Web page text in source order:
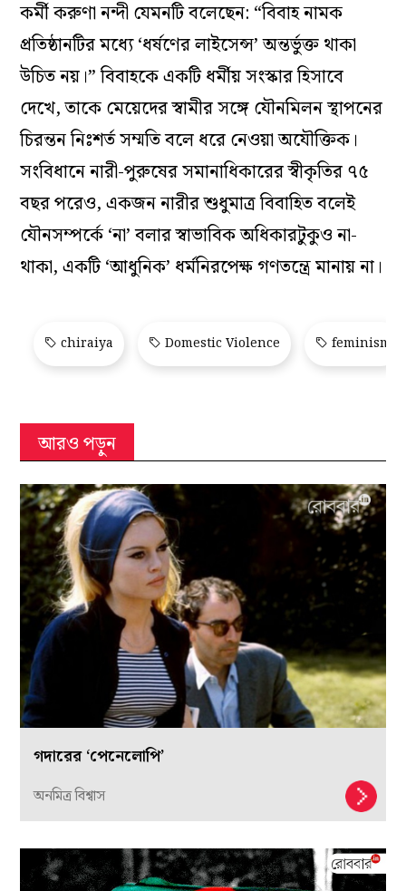
কর্মী করুণা নন্দী যেমনটি বলেছেন: “বিবাহ নামক
প্রতিষ্ঠানটির মধ্যে ‘ধর্ষণের লাইসেন্স’ অন্তর্ভুক্ত থাকা
উচিত নয়।” বিবাহকে একটি ধর্মীয় সংস্কার হিসাবে
দেখে, তাকে মেয়েদের স্বামীর সঙ্গে যৌনমিলন স্থাপনের
চিরন্তন নিঃশর্ত সম্মতি বলে ধরে নেওয়া অযৌক্তিক।
সংবিধানে নারী-পুরুষের সমানাধিকারের স্বীকৃতির ৭৫
বছর পরেও, একজন নারীর শুধুমাত্র বিবাহিত বলেই
যৌনসম্পর্কে ‘না’ বলার স্বাভাবিক অধিকারটুকুও না-
থাকা, একটি ‘আধুনিক’ ধর্মনিরপেক্ষ গণতন্ত্রে মানায় না।
chiraiya Domestic Violence feminism
আরও পড়ুন
গদারের ‘পেনেলোপি’
অনমিত্র বিশ্বাস